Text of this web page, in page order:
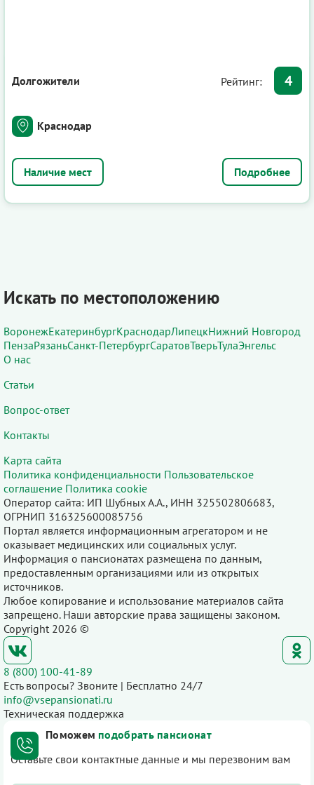
Долгожители Рейтинг: 4
Краснодар
Подробнее
Искать по местоположению
ВоронежЕкатеринбургКраснодарЛипецкНижний Новгород
ПензаРязаньСанкт-ПетербургСаратовТверьТулаЭнгельс
О нас
Статьи
Вопрос-ответ
Контакты
Карта сайта
Политика конфиденциальности Пользовательское
соглашение Политика cookie
Оператор сайта: ИП Шубных А.А., ИНН 325502806683,
ОГРНИП 316325600085756
Портал является информационным агрегатором и не
оказывает медицинских или социальных услуг.
Информация о пансионатах размещена по данным,
предоставленным организациями или из открытых
источников.
Любое копирование и использование материалов сайта
запрещено. Наши авторские права защищены законом.
Copyright 2026 ©
8 (800) 100-41-89
Есть вопросы? Звоните | Бесплатно 24/7
info@vsepansionati.ru
Техническая поддержка
Поможем подобрать пансионат
Оставьте свои контактные данные и мы перезвоним вам